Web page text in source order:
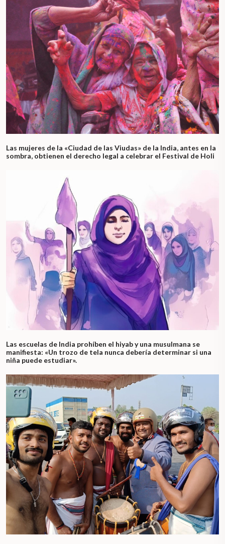
Las mujeres de la «Ciudad de las Viudas» de la India, antes en la
sombra, obtienen el derecho legal a celebrar el Festival de Holi
Las escuelas de India prohíben el hiyab y una musulmana se
manifiesta: «Un trozo de tela nunca debería determinar si una
niña puede estudiar».